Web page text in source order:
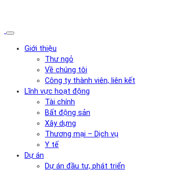
Giới thiệu
Thư ngỏ
Về chúng tôi
Công ty thành viên, liên kết
Lĩnh vực hoạt động
Tài chính
Bất động sản
Xây dựng
Thương mại – Dịch vụ
Y tế
Dự án
Dự án đầu tư, phát triển